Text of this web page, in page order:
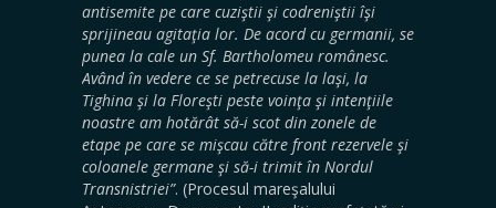
antisemite pe care cuziştii şi codreniştii îşi
sprijineau agitaţia lor. De acord cu germanii, se
punea la cale un Sf. Bartholomeu românesc.
Având în vedere ce se petrecuse la laşi, la
Tighina şi la Floreşti peste voinţa şi intenţiile
noastre am hotărât să-i scot din zonele de
etape pe care se mişcau către front rezervele şi
coloanele germane şi să-i trimit în Nordul
Transnistriei”. (Procesul mareşalului